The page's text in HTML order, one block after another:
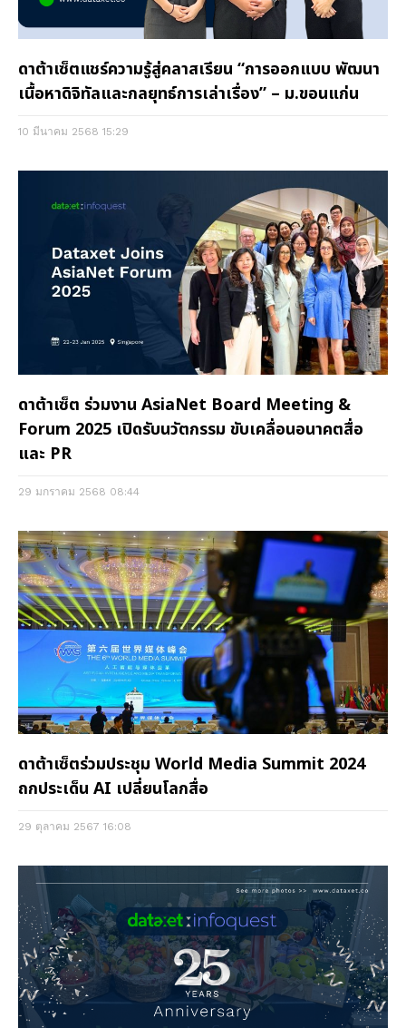
ดาต้าเซ็ตแชร์ความรู้สู่คลาสเรียน “การออกแบบ พัฒนา
เนื้อหาดิจิทัลและกลยุทธ์การเล่าเรื่อง” – ม.ขอนแก่น
10 มีนาคม 2568 15:29
ดาต้าเซ็ต ร่วมงาน AsiaNet Board Meeting &
Forum 2025 เปิดรับนวัตกรรม ขับเคลื่อนอนาคตสื่อ
และ PR
29 มกราคม 2568 08:44
ดาต้าเซ็ตร่วมประชุม World Media Summit 2024
ถกประเด็น AI เปลี่ยนโลกสื่อ
29 ตุลาคม 2567 16:08